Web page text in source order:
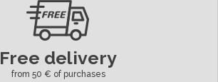
Free delivery
from 50 € of purchases